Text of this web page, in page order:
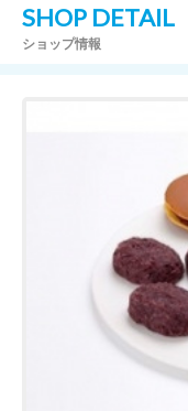
SHOP DETAIL
ショップ情報